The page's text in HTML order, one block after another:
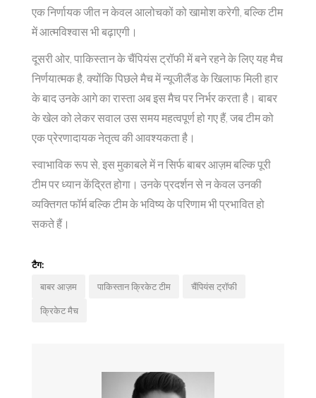
एक निर्णायक जीत न केवल आलोचकों को खामोश करेगी, बल्कि टीम
में आत्मविश्वास भी बढ़ाएगी।
दूसरी ओर, पाकिस्तान के चैंपियंस ट्रॉफी में बने रहने के लिए यह मैच
निर्णयात्मक है, क्योंकि पिछले मैच में न्यूजीलैंड के खिलाफ मिली हार
के बाद उनके आगे का रास्ता अब इस मैच पर निर्भर करता है। बाबर
के खेल को लेकर सवाल उस समय महत्वपूर्ण हो गए हैं, जब टीम को
एक प्रेरणादायक नेतृत्व की आवश्यकता है।
स्वाभाविक रूप से, इस मुकाबले में न सिर्फ बाबर आज़म बल्कि पूरी
टीम पर ध्यान केंद्रित होगा। उनके प्रदर्शन से न केवल उनकी
व्यक्तिगत फॉर्म बल्कि टीम के भविष्य के परिणाम भी प्रभावित हो
सकते हैं।
टैग:
बाबर आज़म
पाकिस्तान क्रिकेट टीम चैंपियंस ट्रॉफी
क्रिकेट मैच